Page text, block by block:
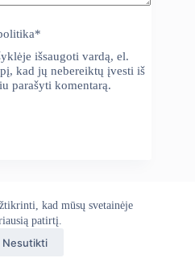
kad mūsų svetainėje
patirtį.
Nesutikti
*
išsaugoti vardą, el.
kad jų nebereiktų įvesti iš
parašyti komentarą.
politika
Kontaktai
Privatumo politika
taisyklės
saugomos. Kopijuoti,